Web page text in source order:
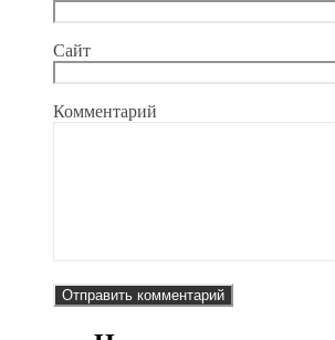
Сайт
Комментарий